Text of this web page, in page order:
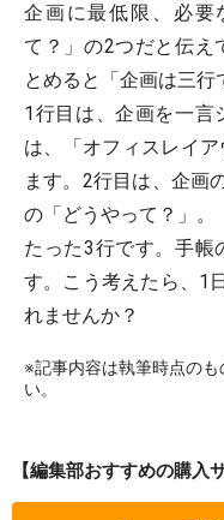
企画に最低限、必要
て？」の2つだと伝え
とめると「企画は三行
1行目は、企画を一言
は、「オフィスレイ
ます。2行目は、企画
の「どうやって？」。
たった3行です。手帳
す。こう考えたら、1
れませんか？
※記事内容は執筆時点の
い。
【編集部おすすめの購入